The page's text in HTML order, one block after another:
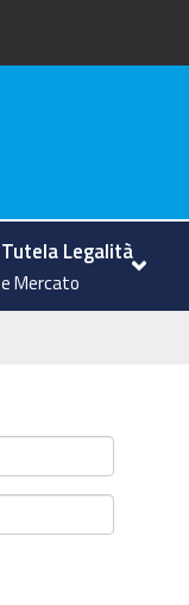
Tutela Legalità
e Mercato